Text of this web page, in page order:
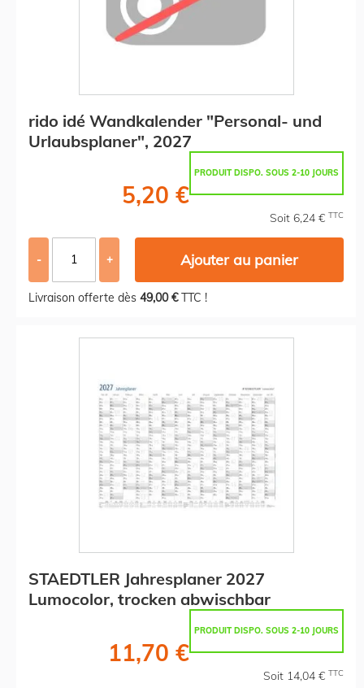
rido idé Wandkalender "Personal- und
Urlaubsplaner", 2027
PRODUIT DISPO. SOUS 2-10 JOURS
5,20 €
Soit 6,24 € TTC
- + Ajouter au panier
Livraison offerte dès 49,00 €TTC !
STAEDTLER Jahresplaner 2027
Lumocolor, trocken abwischbar
PRODUIT DISPO. SOUS 2-10 JOURS
11,70 €
Soit 14,04 € TTC